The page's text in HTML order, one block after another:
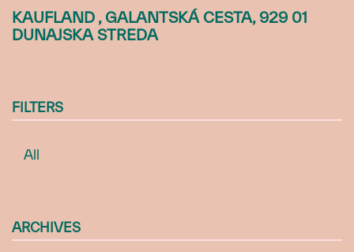
KAUFLAND , GALANTSKÁ CESTA, 929 01
DUNAJSKA STREDA
FILTERS
All
ARCHIVES